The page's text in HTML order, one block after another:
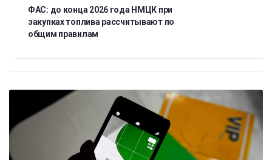
ФАС: до конца 2026 года НМЦК при
закупках топлива рассчитывают по
общим правилам